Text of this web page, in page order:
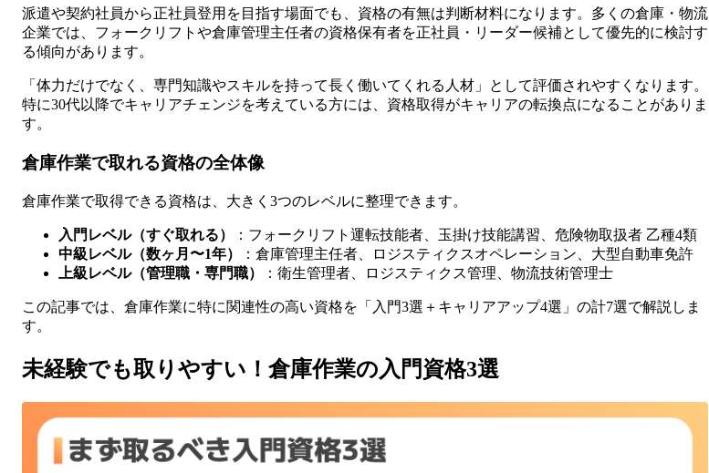
派遣や契約社員から正社員登用を目指す場面でも、資格の有無は判断材料になります。多くの倉庫・物流
企業では、フォークリフトや倉庫管理主任者の資格保有者を正社員・リーダー候補として優先的に検討す
る傾向があります。
「体力だけでなく、専門知識やスキルを持って長く働いてくれる人材」として評価されやすくなります。
特に30代以降でキャリアチェンジを考えている方には、資格取得がキャリアの転換点になることがありま
す。
倉庫作業で取れる資格の全体像
倉庫作業で取得できる資格は、大きく3つのレベルに整理できます。
入門レベル（すぐ取れる）
：フォークリフト運転技能者、玉掛け技能講習、危険物取扱者 乙種4類
中級レベル（数ヶ月〜1年）
：倉庫管理主任者、ロジスティクスオペレーション、大型自動車免許
上級レベル（管理職・専門職）
：衛生管理者、ロジスティクス管理、物流技術管理士
この記事では、倉庫作業に特に関連性の高い資格を「入門3選＋キャリアアップ4選」の計7選で解説しま
す。
未経験でも取りやすい！倉庫作業の入門資格3選